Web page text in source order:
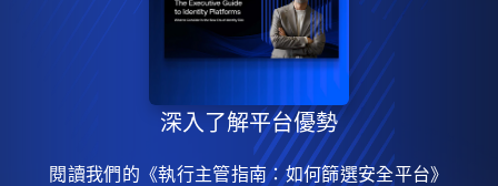
深入了解平台優勢
閱讀我們的《執行主管指南：如何篩選安全平台》